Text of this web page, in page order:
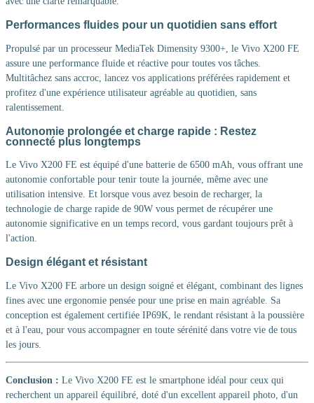
Performances fluides pour un quotidien sans effort
Propulsé par un processeur MediaTek Dimensity 9300+, le Vivo X200 FE
assure une performance fluide et réactive pour toutes vos tâches.
Multitâchez sans accroc, lancez vos applications préférées rapidement et
profitez d'une expérience utilisateur agréable au quotidien, sans
ralentissement.
Autonomie prolongée et charge rapide : Restez
connecté plus longtemps
Le Vivo X200 FE est équipé d'une batterie de 6500 mAh, vous offrant une
autonomie confortable pour tenir toute la journée, même avec une
utilisation intensive. Et lorsque vous avez besoin de recharger, la
technologie de charge rapide de 90W vous permet de récupérer une
autonomie significative en un temps record, vous gardant toujours prêt à
l'action.
Design élégant et résistant
Le Vivo X200 FE arbore un design soigné et élégant, combinant des lignes
fines avec une ergonomie pensée pour une prise en main agréable. Sa
conception est également certifiée IP69K, le rendant résistant à la poussière
et à l'eau, pour vous accompagner en toute sérénité dans votre vie de tous
les jours.
Conclusion : Le Vivo X200 FE est le smartphone idéal pour ceux qui
recherchent un appareil équilibré, doté d'un excellent appareil photo, d'un